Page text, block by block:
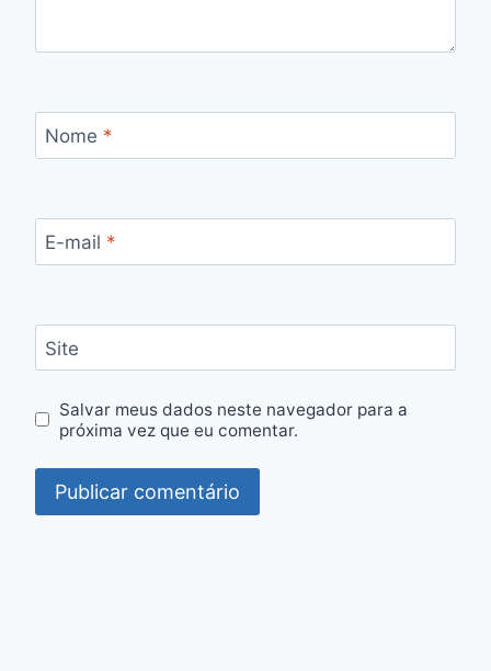
Nome *
E-mail *
Site
Salvar meus dados neste navegador para a
próxima vez que eu comentar.